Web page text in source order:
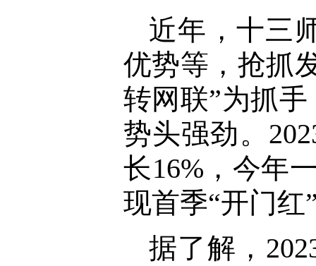
近年，十三
优势等，抢抓
转网联”为抓
势头强劲。
长16%，今年
现首季“开门红
据了解，